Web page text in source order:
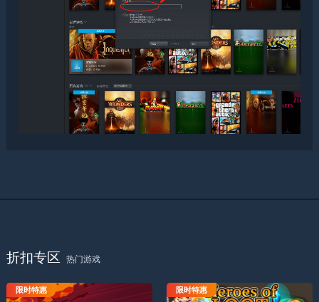
折扣专区 热门游戏
飞剑快艇
限时特惠 乱世之王
限时特惠